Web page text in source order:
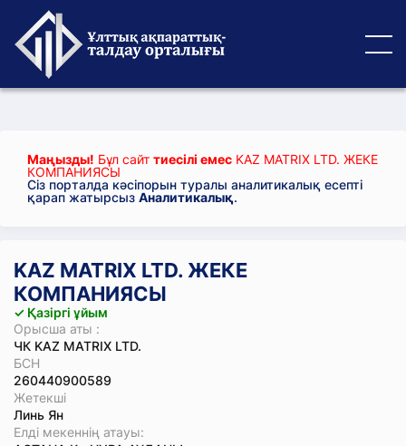
Маңызды! Бұл сайт тиесілі емес KAZ MATRIX LTD. ЖЕКЕ
КОМПАНИЯСЫ
Сіз порталда кәсіпорын туралы аналитикалық есепті
қарап жатырсыз Аналитикалық.
KAZ MATRIX LTD. ЖЕКЕ
КОМПАНИЯСЫ
✓ Қазіргі ұйым
Орысша аты :
ЧК KAZ MATRIX LTD.
БСН
260440900589
Жетекші
Линь Ян
Елді мекеннің атауы: